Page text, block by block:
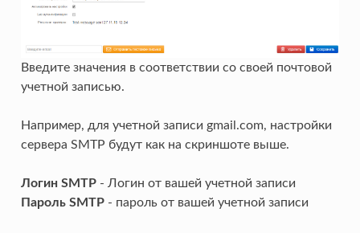
Введите значения в соответствии со своей почтовой
учетной записью.
Например, для учетной записи gmail.com, настройки
сервера SMTP будут как на скриншоте выше.
Логин SMTP- Логин от вашей учетной записи
Пароль SMTP- пароль от вашей учетной записи